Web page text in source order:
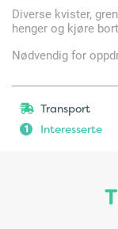
Diverse kvister,
henger og kjøre
Nødvendig for
Transport
1 Interesserte